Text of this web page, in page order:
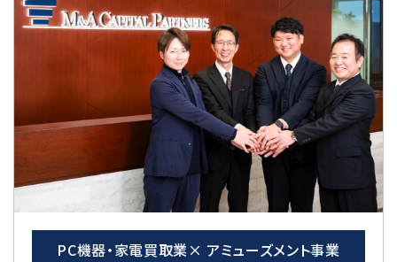
PC機器・家電買取業× アミューズメント事業